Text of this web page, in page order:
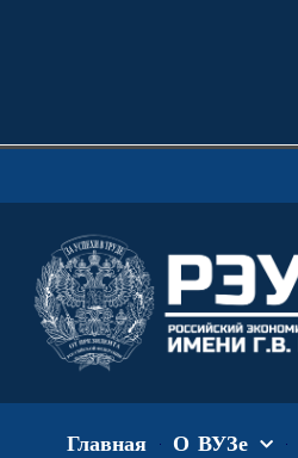
Главная О ВУЗе